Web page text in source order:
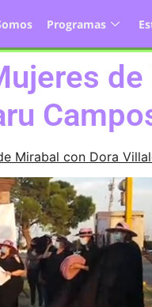
Programas
Mirabal con Dora